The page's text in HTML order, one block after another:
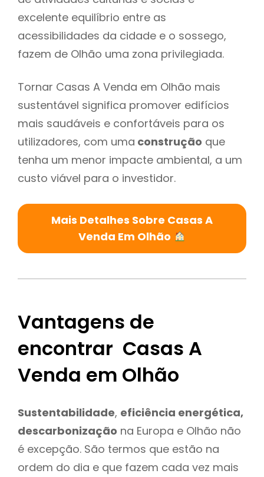
excelente equilíbrio entre as
acessibilidades da cidade e o sossego,
fazem de Olhão uma zona privilegiada.
Tornar Casas A Venda em Olhão mais
sustentável significa promover edifícios
mais saudáveis e confortáveis para os
utilizadores, com uma construção que
tenha um menor impacte ambiental, a um
custo viável para o investidor.
Mais Detalhes Sobre Casas A
Venda Em Olhão
Vantagens de
encontrar Casas A
Venda em Olhão
Sustentabilidade, eficiência energética,
descarbonização na Europa e Olhão não
é excepção. São termos que estão na
ordem do dia e que fazem cada vez mais